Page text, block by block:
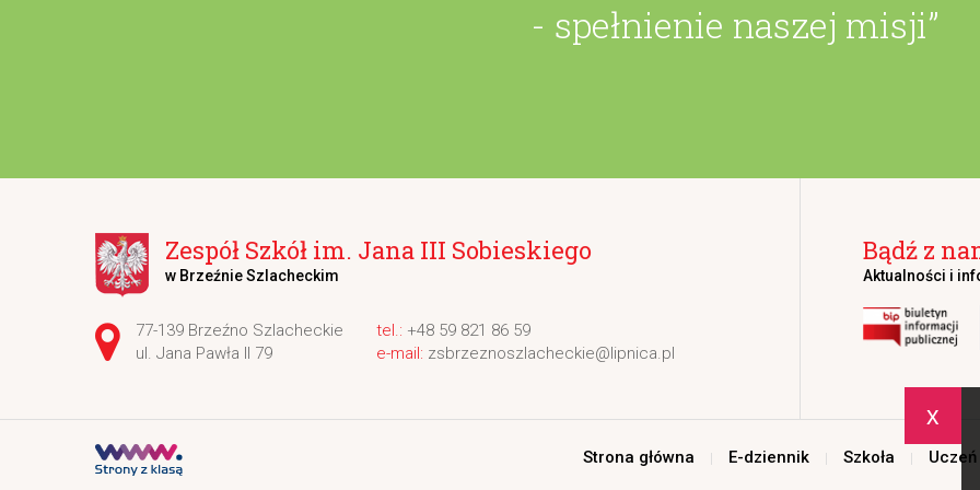
x
- spełnienie naszej misji”
Zespół Szkół im. Jana III Sobieskiego
w Brzeźnie Szlacheckim
Adres pocztowy:
77-139 Brzeźno Szlacheckie
ul. Jana Pawła II 79
+48 59 821 86 59
zsbrzeznoszlacheckie@lipnica.pl
Bądź z
Aktualności i
Strona główna E-dziennik Szkoła Uczeń